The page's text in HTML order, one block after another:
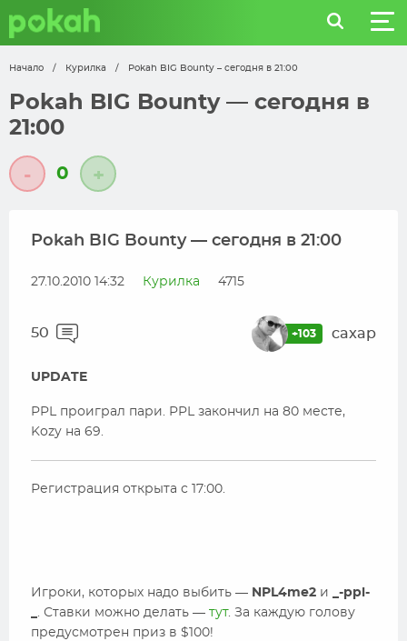
Начало / Курилка / Pokah BIG Bounty – сегодня в 21:00
Pokah BIG Bounty — сегодня в
21:00
- 0 +
Pokah BIG Bounty — сегодня в 21:00
27.10.2010 14:32 Курилка 4715
50 +103 caxap
UPDATE
PPL проиграл пари. PPL закончил на 80 месте,
Kozy на 69.
Регистрация открыта с 17:00.
Игроки, которых надо выбить — NPL4me2 и
_-ppl-
. Ставки можно делать — тут. За каждую голову
предусмотрен приз в $100!